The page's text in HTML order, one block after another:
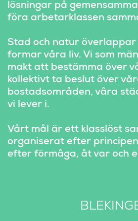
lösningar på
föra arbetarklassen
Stad och natur
formar våra liv. Vi som
makt att bestämma över
kollektivt ta beslut över
bostadsområden, våra
vi lever i.
Vårt mål är ett klasslöst
organiserat efter
efter förmåga, åt var och